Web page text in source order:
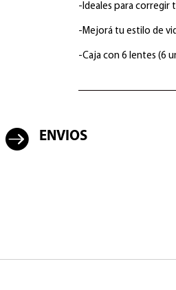
-Ideales para corregir
-Mejorá tu estilo de
-Caja con 6 lentes (6
 ENVIOS